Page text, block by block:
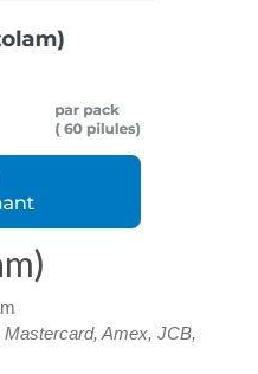
Mastercard, Amex, JCB,